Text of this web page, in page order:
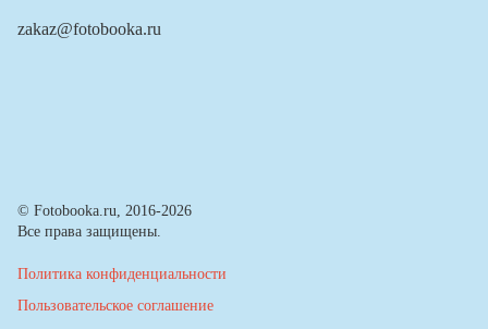
zakaz@fotobooka.ru
© Fotobooka.ru, 2016-2026
Все права защищены.
Политика конфиденциальности
Пользовательское соглашение